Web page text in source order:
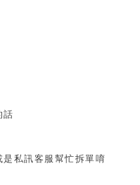
話
私訊客服幫忙拆單唷